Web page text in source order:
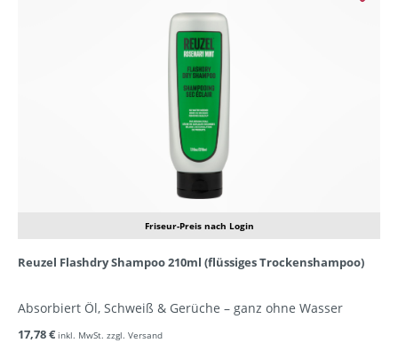
Friseur-Preis nach Login
Reuzel Flashdry Shampoo 210ml (flüssiges Trockenshampoo)
Absorbiert Öl, Schweiß & Gerüche – ganz ohne Wasser
17,78 € inkl. MwSt. zzgl. Versand